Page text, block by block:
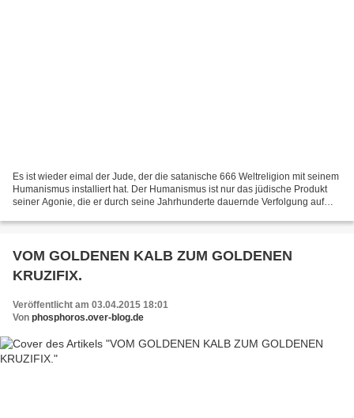
Es ist wieder eimal der Jude, der die satanische 666 Weltreligion mit seinem
Humanismus installiert hat. Der Humanismus ist nur das jüdische Produkt
seiner Agonie, die er durch seine Jahrhunderte dauernde Verfolgung auf
VOM GOLDENEN KALB ZUM GOLDENEN
KRUZIFIX.
Veröffentlicht am 03.04.2015 18:01
Von phosphoros.over-blog.de